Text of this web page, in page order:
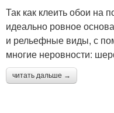
Так как клеить обои на
идеально ровное
и рельефные виды, с
многие неровности:
читать дальше →